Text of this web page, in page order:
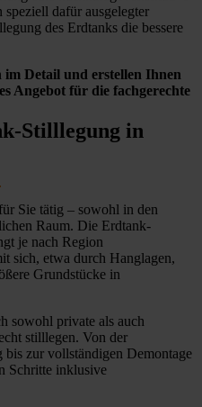
dafür ausgelegter
des Erdtanks die bessere
Detail und erstellen Ihnen
Angebot für die fachgerechte
Stilllegung in
Sie tätig – sowohl in den
Raum. Die Erdtank-
je nach Region
sich, etwa durch Hanglagen,
Grundstücke in
sowohl private als auch
stilllegen. Von der
zur vollständigen Demontage
Schritte inklusive